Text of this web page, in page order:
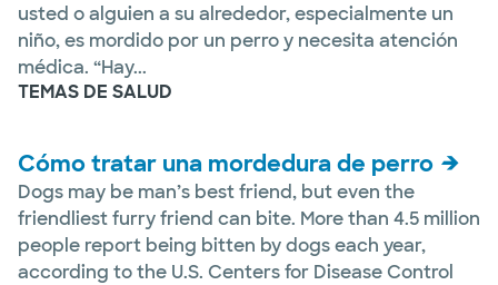
usted o alguien a su alrededor, especialmente un
niño, es mordido por un perro y necesita atención
médica. “Hay...
TEMAS DE SALUD
Cómo tratar una mordedura de perro
Dogs may be man’s best friend, but even the
friendliest furry friend can bite. More than 4.5 million
people report being bitten by dogs each year,
according to the U.S. Centers for Disease Control